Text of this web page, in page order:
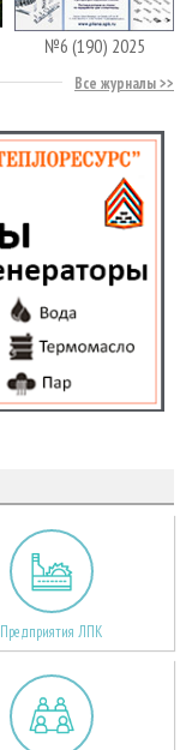
№6 (190) 2025
Все журналы
Предприятия ЛПК